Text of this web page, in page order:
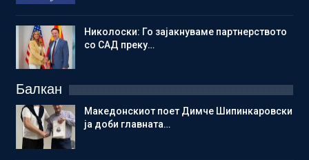
Николоски: Го зајакнуваме партнерството
со САД преку…
Балкан
Македонскиот поет Димче Шипинкаровски
ја доби главната…